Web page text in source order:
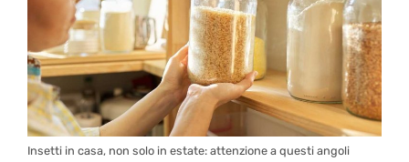
Insetti in casa, non solo in estate: attenzione a questi angoli